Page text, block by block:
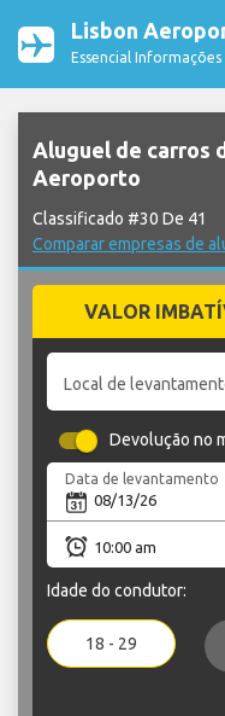
Lisbon
Essencial
Aluguel de carros
Aeroporto
Classificado #30 De 41
Comparar empresas de
VALOR
Local de
Devolução no
Data de levantamento
Idade do condutor:
18 - 29